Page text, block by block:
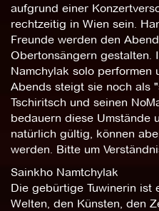
aufgrund einer
rechtzeitig in Wien sein.
Freunde werden den
Obertonsängern gestalten.
Namchylak solo performen
Abends steigt sie noch als
Tschiritsch und seinen
bedauern diese Umstände
natürlich gültig, können
werden. Bitte um
Sainkho Namtchylak
Die gebürtige Tuwinerin ist
Welten, den Künsten, den